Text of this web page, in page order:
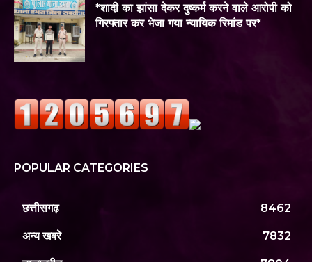
*शादी का झांसा देकर दुष्कर्म करने वाले आरोपी को
गिरफ्तार कर भेजा गया न्यायिक रिमांड पर*
POPULAR CATEGORIES
छत्तीसगढ़ 8462
अन्य खबरे 7832